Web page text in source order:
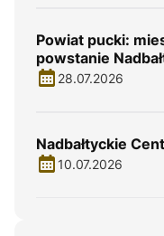
Powiat pucki:
powstanie
28.07.2026
Nadbałtyckie
10.07.2026